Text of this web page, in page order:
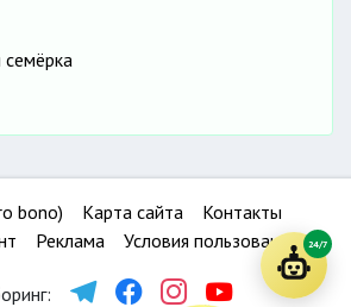
семёрка
bono) Карта сайта
Контакты
Реклама Условия пользования 24/7